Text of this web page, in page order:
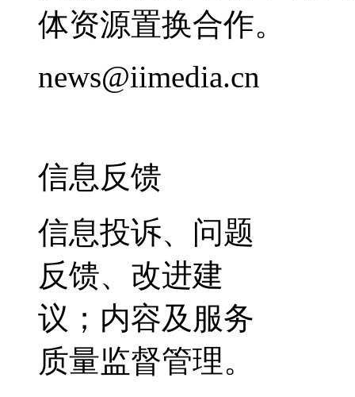
体资源置换合作。
news@iimedia.cn
信息反馈
信息投诉、问题
反馈、改进建
议；内容及服务
质量监督管理。